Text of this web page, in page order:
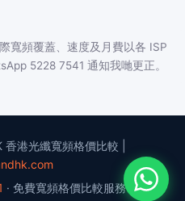
寬頻覆蓋、速度及月費以各 ISP
5228 7541 通知我哋更正。
港光纖寬頻格價比較 |
· 免費寬頻格價比較服務